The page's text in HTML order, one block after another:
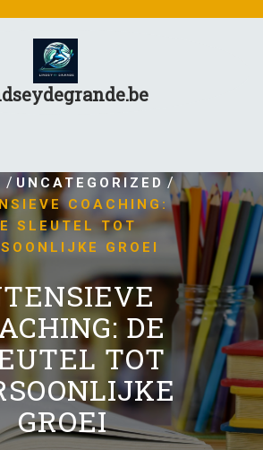
/ UNCATEGORIZED /
COACHING:
SLEUTEL TOT
GROEI
DE
TOT
GROEI